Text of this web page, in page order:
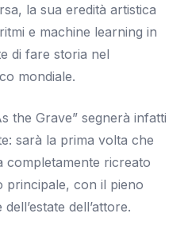
la sua eredità artistica
e machine learning in
di fare storia nel
mondiale.
the Grave” segnerà infatti
sarà la prima volta che
completamente ricreato
principale, con il pieno
dell’attore.